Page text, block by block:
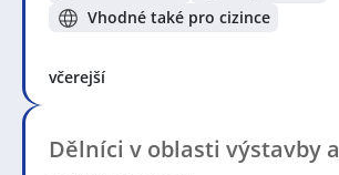
Vhodné také pro cizince
včerejší
Dělníci v oblasti výstavby a